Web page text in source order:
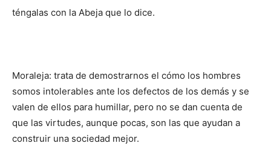
téngalas con la Abeja que lo dice.
Moraleja: trata de demostrarnos el cómo los hombres
somos intolerables ante los defectos de los demás y se
valen de ellos para humillar, pero no se dan cuenta de
que las virtudes, aunque pocas, son las que ayudan a
construir una sociedad mejor.